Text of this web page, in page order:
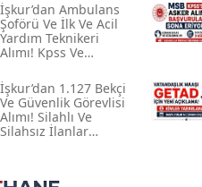
İşkur’dan Ambulans
Şoförü Ve İlk Ve Acil
Yardım Teknikeri
Alımı! Kpss Ve
Yok
İşkur’dan 1.127 Bekçi
Ve Güvenlik Görevlisi
Alımı! Silahlı Ve
Silahsız İlanlar